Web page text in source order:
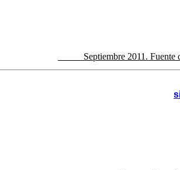
Septiembre 2011. Fuente